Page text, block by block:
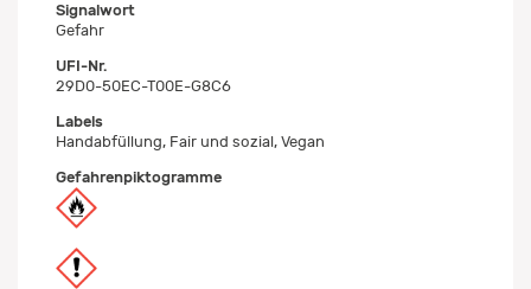
Signalwort
Gefahr
UFI-Nr.
29D0-50EC-T00E-G8C6
Labels
Handabfüllung, Fair und sozial, Vegan
Gefahrenpiktogramme